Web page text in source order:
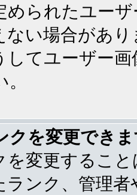
められたユー
ない場合があ
してユーザー
クを変更でき
を変更するこ
ランク、管理